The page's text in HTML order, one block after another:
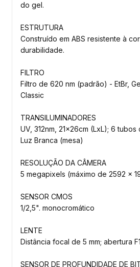
do gel.
ESTRUTURA
Construído em ABS resistente à
durabilidade.
FILTRO
Filtro de 620 nm (padrão) - EtBr,
Classic
TRANSILUMINADORES
UV, 312nm, 21x26cm (LxL); 6 tubos
Luz Branca (mesa)
RESOLUÇÃO DA CÂMERA
5 megapixels (máximo de 2592 x
SENSOR CMOS
1/2,5". monocromático
LENTE
Distância focal de 5 mm; abertura
SENSOR DE PROFUNDIDADE DE